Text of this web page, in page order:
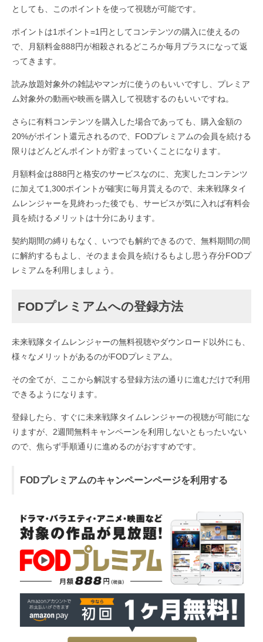
としても、このポイントを使って視聴が可能です。
ポイントは1ポイント=1円としてコンテンツの購入に使えるの
で、月額料金888円が相殺されるどころか毎月プラスになって返
ってきます。
読み放題対象外の雑誌やマンガに使うのもいいですし、プレミア
ム対象外の動画や映画を購入して視聴するのもいいですね。
さらに有料コンテンツを購入した場合であっても、購入金額の
20%がポイント還元されるので、FODプレミアムの会員を続ける
限りはどんどんポイントが貯まっていくことになります。
月額料金は888円と格安のサービスなのに、充実したコンテンツ
に加えて1,300ポイントが確実に毎月貰えるので、未来戦隊タイ
ムレンジャーを見終わった後でも、サービスが気に入れば有料会
員を続けるメリットは十分にあります。
契約期間の縛りもなく、いつでも解約できるので、無料期間の間
に解約するもよし、そのまま会員を続けるもよし思う存分FODプ
レミアムを利用しましょう。
FODプレミアムへの登録方法
未来戦隊タイムレンジャーの無料視聴やダウンロード以外にも、
様々なメリットがあるのがFODプレミアム。
その全てが、ここから解説する登録方法の通りに進むだけで利用
できるようになります。
登録したら、すぐに未来戦隊タイムレンジャーの視聴が可能にな
りますが、2週間無料キャンペーンを利用しないともったいない
ので、焦らず手順通りに進めるのがおすすめです。
FODプレミアムのキャンペーンページを利用する